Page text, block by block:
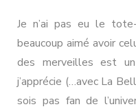
Je n’ai pas eu le
beaucoup aimé avoir
des merveilles est
j’apprécie (…avec La
sois pas fan de